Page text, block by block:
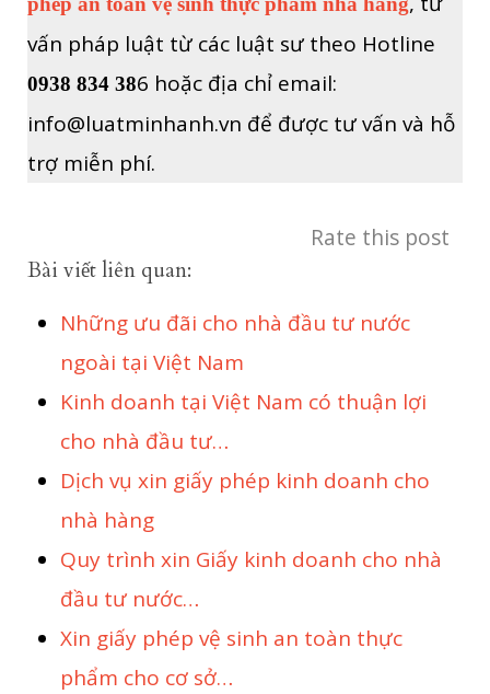
vấn pháp luật từ các luật sư theo Hotline
0938 834 386 hoặc địa chỉ email:
info@luatminhanh.vn để được tư vấn và hỗ
trợ miễn phí.
Rate this post
Bài viết liên quan:
Những ưu đãi cho nhà đầu tư nước
ngoài tại Việt Nam
Kinh doanh tại Việt Nam có thuận lợi
cho nhà đầu tư…
Dịch vụ xin giấy phép kinh doanh cho
nhà hàng
Quy trình xin Giấy kinh doanh cho nhà
đầu tư nước…
Xin giấy phép vệ sinh an toàn thực
phẩm cho cơ sở…